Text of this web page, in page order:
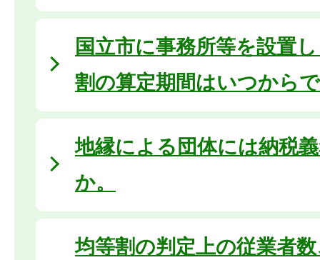
国立市に事務所等を設置
割の算定期間はいつから
地縁による団体には納税
か。
均等割の判定上の従業者